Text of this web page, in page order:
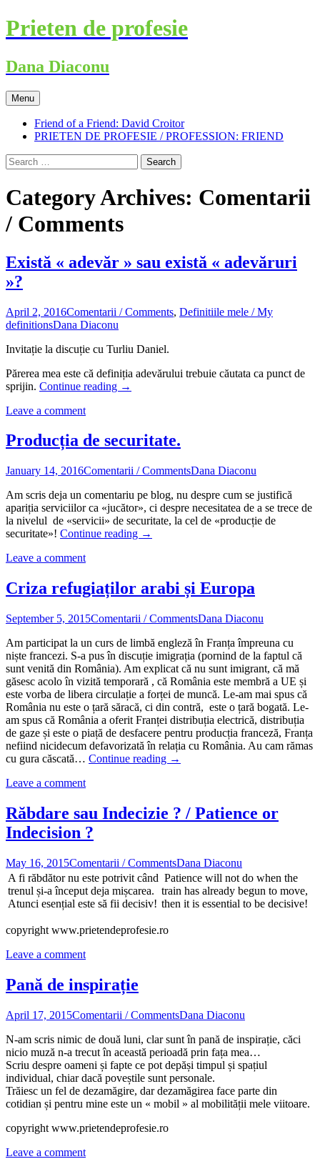
Skip
to
Prieten de profesie
Dana Diaconu
Menu
Friend of a Friend: David Croitor
PRIETEN DE PROFESIE / PROFESSION: FRIEND
Search
for:
Category Archives: Comentarii
/ Comments
Există « adevăr » sau există « adevăruri
»?
April 2, 2016Comentarii / Comments, Definitiile mele / My
definitionsDana Diaconu
Invitație la discuție cu Turliu Daniel.
Părerea mea este că definiția adevărului trebuie căutata ca punct de
sprijin. Continue reading Există
sau
există
adevăruri
»?
→
Leave a comment
Producția de securitate.
January 14, 2016Comentarii / CommentsDana Diaconu
Am scris deja un comentariu pe blog, nu despre cum se justifică
apariția serviciilor ca «jucător», ci despre necesitatea de a se trece de
la nivelul de «servicii» de securitate, la cel de «producție de
securitate»! Continue reading Producția
→
Leave a comment
Criza refugiaților arabi și Europa
September 5, 2015Comentarii / CommentsDana Diaconu
Am participat la un curs de limbă engleză în Franța împreuna cu
niște francezi. S-a pus în discuție imigrația (pornind de la faptul că
sunt venită din România). Am explicat că nu sunt imigrant, că mă
găsesc acolo în vizită temporară , că România este membră a UE și
este vorba de libera circulație a forței de muncă. Le-am mai spus că
România nu este o țară săracă, ci din contră, este o țară bogată. Le-
am spus că România a oferit Franței distribuția electrică, distribuția
de gaze și este o piață de desfacere pentru producția franceză, Franța
nefiind nicidecum defavorizată în relația cu România. Au cam rămas
cu gura căscată… Continue reading Criza
Europa
→
Leave a comment
Răbdare sau Indecizie ? / Patience or
Indecision ?
May 16, 2015Comentarii / CommentsDana Diaconu
A fi răbdător nu este potrivit când
trenul și-a început deja mișcarea.
Atunci esențial este să fii decisiv!
Patience will not do when the
train has already begun to move,
then it is essential to be decisive!
copyright www.prietendeprofesie.ro
Leave a comment
Pană de inspirație
April 17, 2015Comentarii / CommentsDana Diaconu
N-am scris nimic de două luni, clar sunt în pană de inspirație, căci
nicio muză n-a trecut în această perioadă prin fața mea…
Scriu despre oameni și fapte ce pot depăși timpul și spațiul
individual, chiar dacă poveștile sunt personale.
Trăiesc un fel de dezamăgire, dar dezamăgirea face parte din
cotidian și pentru mine este un « mobil » al mobilității mele viitoare.
copyright www.prietendeprofesie.ro
Leave a comment